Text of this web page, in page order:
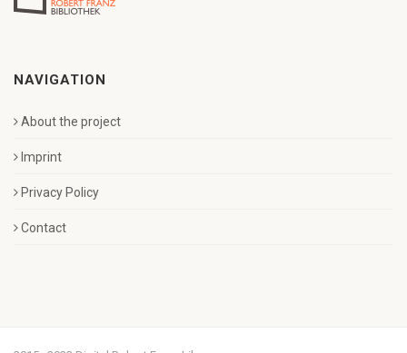
NAVIGATION
About the project
Imprint
Privacy Policy
Contact